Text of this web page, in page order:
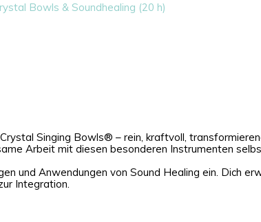
Bowls & Soundhealing (20 h)
Singing Bowls® – rein, kraftvoll,
Arbeit mit diesen besonderen Instrumenten
und Anwendungen von Sound Healing ein. Dich
Integration.